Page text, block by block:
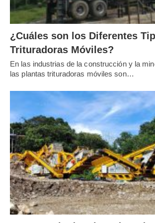
¿Cuáles son los Diferentes
Trituradoras Móviles?
En las industrias de la construcción y la
las plantas trituradoras móviles son…